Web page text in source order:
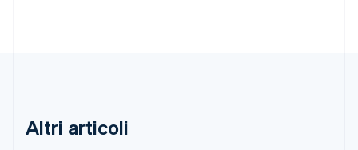
Altri articoli
Francia